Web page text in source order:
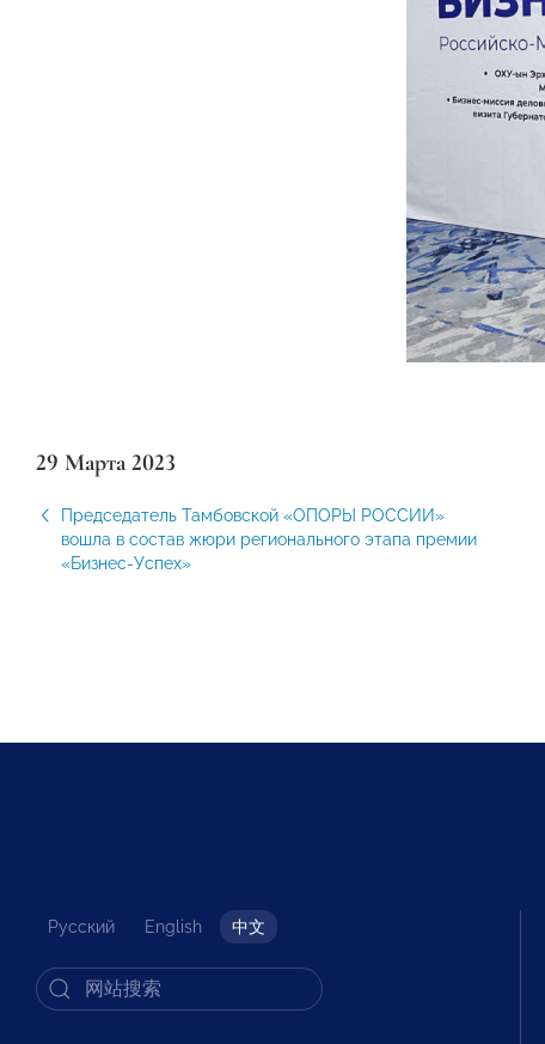
29 Марта 2023
Председатель Тамбовской «ОПОРЫ РОССИИ»
вошла в состав жюри регионального этапа премии
«Бизнес-Успех»
Русский English 中文